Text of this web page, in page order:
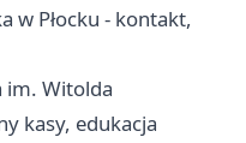
w Płocku - kontakt,
im. Witolda
kasy, edukacja